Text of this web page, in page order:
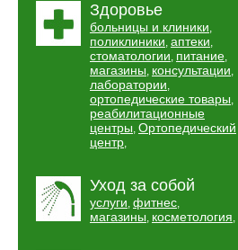
Здоровье
больницы и клиники,
поликлиники, аптеки,
стоматологии, питание,
магазины, консультации,
лаборатории,
ортопедические товары,
реабилитационные
центры, Ортопедический
центр,
Уход за собой
услуги, фитнес,
магазины, косметология,